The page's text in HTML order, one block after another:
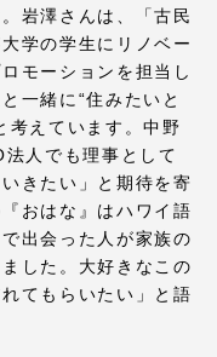
岩澤さんは、「古民
学の学生にリノベー
モーションを担当し
一緒に“住みたいと
考えています。中野
人でも理事として
きたい」と期待を寄
おはな』はハワイ語
出会った人が家族の
した。大好きなこの
てもらいたい」と語